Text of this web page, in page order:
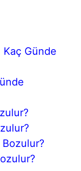
Kaç Günde